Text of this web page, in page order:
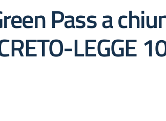
Pass a
LEGGE